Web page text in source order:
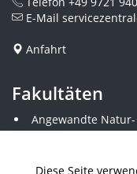
Diese Seite
E-Mail
Anfahrt
Fakultäten
Angewandte
Angewandte
Elektrotechnik